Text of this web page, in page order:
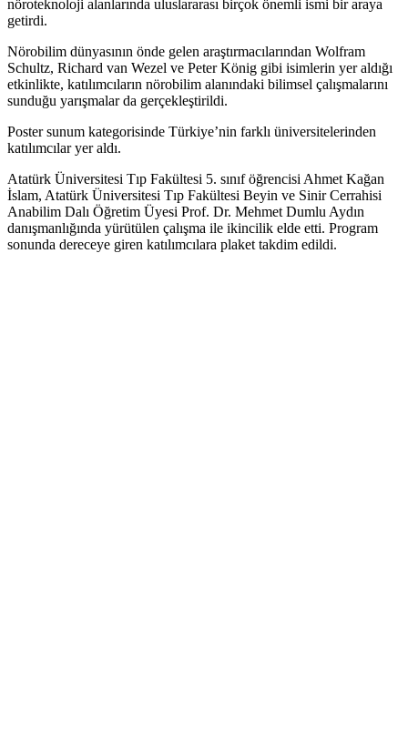
nöroteknoloji alanlarında uluslararası birçok önemli ismi bir araya
getirdi.
Nörobilim dünyasının önde gelen araştırmacılarından Wolfram
Schultz, Richard van Wezel ve Peter König gibi isimlerin yer aldığı
etkinlikte, katılımcıların nörobilim alanındaki bilimsel çalışmalarını
sunduğu yarışmalar da gerçekleştirildi.
Poster sunum kategorisinde Türkiye’nin farklı üniversitelerinden
katılımcılar yer aldı.
Atatürk Üniversitesi Tıp Fakültesi 5. sınıf öğrencisi Ahmet Kağan
İslam, Atatürk Üniversitesi Tıp Fakültesi Beyin ve Sinir Cerrahisi
Anabilim Dalı Öğretim Üyesi Prof. Dr. Mehmet Dumlu Aydın
danışmanlığında yürütülen çalışma ile ikincilik elde etti. Program
sonunda dereceye giren katılımcılara plaket takdim edildi.